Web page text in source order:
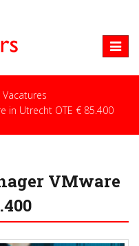
Toggle
Vacatures
in Utrecht OTE € 85.400
VMware